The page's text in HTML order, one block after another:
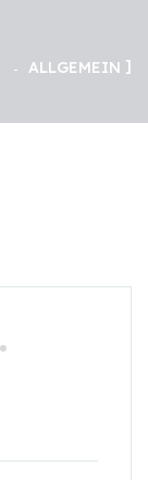
ALLGEMEIN